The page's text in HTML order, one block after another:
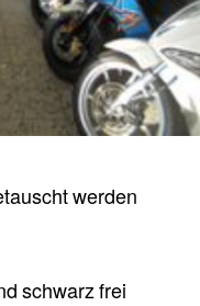
werden
schwarz frei